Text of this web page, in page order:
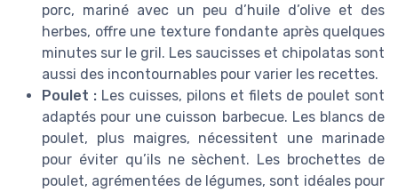
porc, mariné avec un peu d’huile d’olive et des
herbes, offre une texture fondante après quelques
minutes sur le gril. Les saucisses et chipolatas sont
aussi des incontournables pour varier les recettes.
Poulet : Les cuisses, pilons et filets de poulet sont
adaptés pour une cuisson barbecue. Les blancs de
poulet, plus maigres, nécessitent une marinade
pour éviter qu’ils ne sèchent. Les brochettes de
poulet, agrémentées de légumes, sont idéales pour